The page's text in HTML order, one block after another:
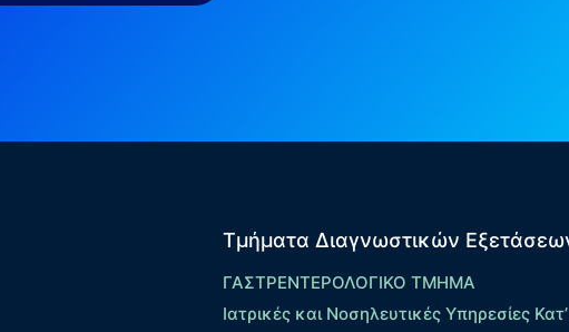
Τμήματα Διαγνωστικών
ΓΑΣΤΡΕΝΤΕΡΟΛΟΓΙΚΟ ΤΜΗΜΑ
Ιατρικές και Νοσηλευτικές Υπηρεσίες